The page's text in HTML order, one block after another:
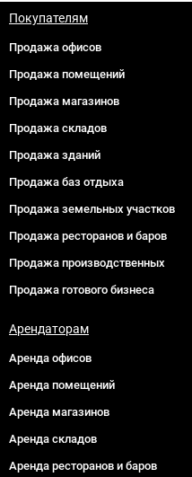
Покупателям
Продажа офисов
Продажа помещений
Продажа магазинов
Продажа складов
Продажа зданий
Продажа баз отдыха
Продажа земельных участков
Продажа ресторанов и баров
Продажа производственных
Продажа готового бизнеса
Арендаторам
Аренда офисов
Аренда помещений
Аренда магазинов
Аренда складов
Аренда ресторанов и баров